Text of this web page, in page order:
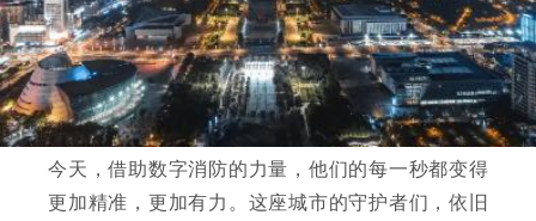
今天，借助数字消防的力量，他们的每一秒都变得
更加精准，更加有力。这座城市的守护者们，依旧